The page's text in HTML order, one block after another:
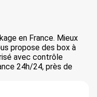
en France. Mieux
propose des box à
avec contrôle
24h/24, près de